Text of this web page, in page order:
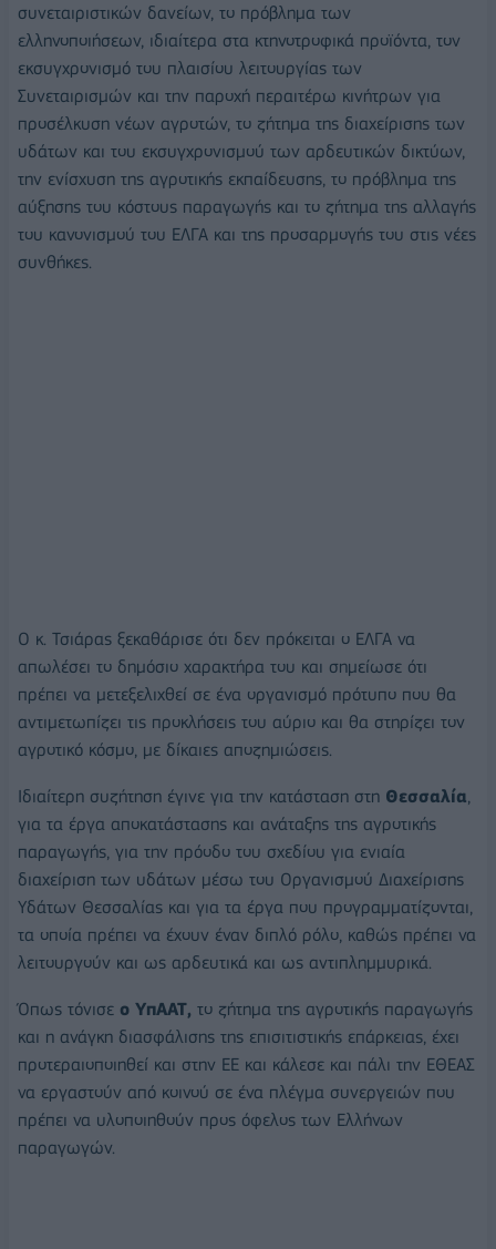
συνεταιριστικών δανείων, το πρόβλημα των
ελληνοποιήσεων, ιδιαίτερα στα κτηνοτροφικά προϊόντα, τον
εκσυγχρονισμό του πλαισίου λειτουργίας των
Συνεταιρισμών και την παροχή περαιτέρω κινήτρων για
προσέλκυση νέων αγροτών, το ζήτημα της διαχείρισης των
υδάτων και του εκσυγχρονισμού των αρδευτικών δικτύων,
την ενίσχυση της αγροτικής εκπαίδευσης, το πρόβλημα της
αύξησης του κόστους παραγωγής και το ζήτημα της αλλαγής
του κανονισμού του ΕΛΓΑ και της προσαρμογής του στις νέες
συνθήκες.
Ο κ. Τσιάρας ξεκαθάρισε ότι δεν πρόκειται ο ΕΛΓΑ να
απωλέσει το δημόσιο χαρακτήρα του και σημείωσε ότι
πρέπει να μετεξελιχθεί σε ένα οργανισμό πρότυπο που θα
αντιμετωπίζει τις προκλήσεις του αύριο και θα στηρίζει τον
αγροτικό κόσμο, με δίκαιες αποζημιώσεις.
Ιδιαίτερη συζήτηση έγινε για την κατάσταση στη Θεσσαλία,
για τα έργα αποκατάστασης και ανάταξης της αγροτικής
παραγωγής, για την πρόοδο του σχεδίου για ενιαία
διαχείριση των υδάτων μέσω του Οργανισμού Διαχείρισης
Υδάτων Θεσσαλίας και για τα έργα που προγραμματίζονται,
τα οποία πρέπει να έχουν έναν διπλό ρόλο, καθώς πρέπει να
λειτουργούν και ως αρδευτικά και ως αντιπλημμυρικά.
Όπως τόνισε ο ΥπΑΑΤ, το ζήτημα της αγροτικής παραγωγής
και η ανάγκη διασφάλισης της επισιτιστικής επάρκειας, έχει
προτεραιοποιηθεί και στην ΕΕ και κάλεσε και πάλι την ΕΘΕΑΣ
να εργαστούν από κοινού σε ένα πλέγμα συνεργειών που
πρέπει να υλοποιηθούν προς όφελος των Ελλήνων
παραγωγών.